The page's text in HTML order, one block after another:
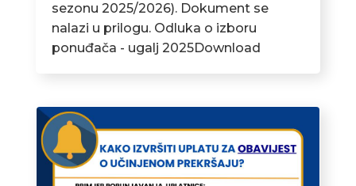
sezonu 2025/2026). Dokument se
nalazi u prilogu. Odluka o izboru
ponuđača - ugalj 2025Download